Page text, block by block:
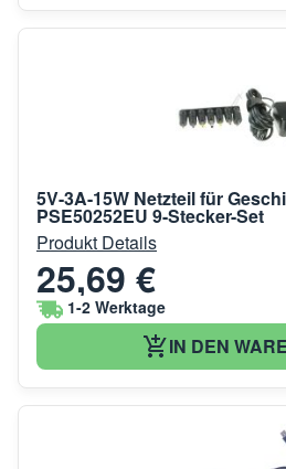
5V-3A-15W Netzteil für
PSE50252EU 9-Stecker-Set
Produkt Details
25,69 €
1-2 Werktage
IN DEN